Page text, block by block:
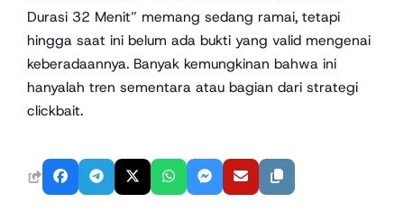
Durasi 32 Menit” memang sedang ramai, tetapi
hingga saat ini belum ada bukti yang valid mengenai
keberadaannya. Banyak kemungkinan bahwa ini
hanyalah tren sementara atau bagian dari strategi
clickbait.